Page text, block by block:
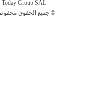
Today Group SAL
جميع الحقوق محفوظة لمجموعة العرب اليوم الاعلامية 2025 ©